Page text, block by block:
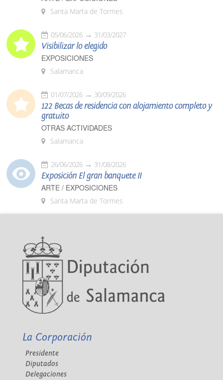
Santa Marta de Tormes
05/06/2026 31/03/2027
Visibilizar lo elegido
EXPOSICIONES
Salamanca
01/07/2026 30/09/2026
122 Becas de residencia con alojamiento completo y
gratuito
OTRAS ACTIVIDADES
Salamanca
26/06/2026 31/08/2026
Exposición El gran banquete II
ARTE / EXPOSICIONES
Santa Marta de Tormes
La Corporación
Presidente
Diputados
Delegaciones